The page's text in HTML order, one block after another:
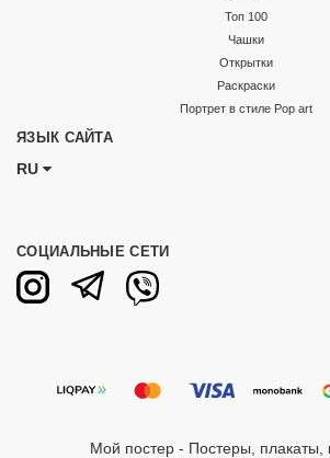
Топ 100
Чашки
Открытки
Раскраски
Портрет в стиле Pop art
ЯЗЫК САЙТА
RU
СОЦИАЛЬНЫЕ СЕТИ
Мой постер - Постеры, плакаты,